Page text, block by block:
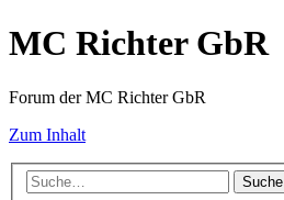
MC Richter GbR
Forum der MC Richter GbR
Zum Inhalt
Suche